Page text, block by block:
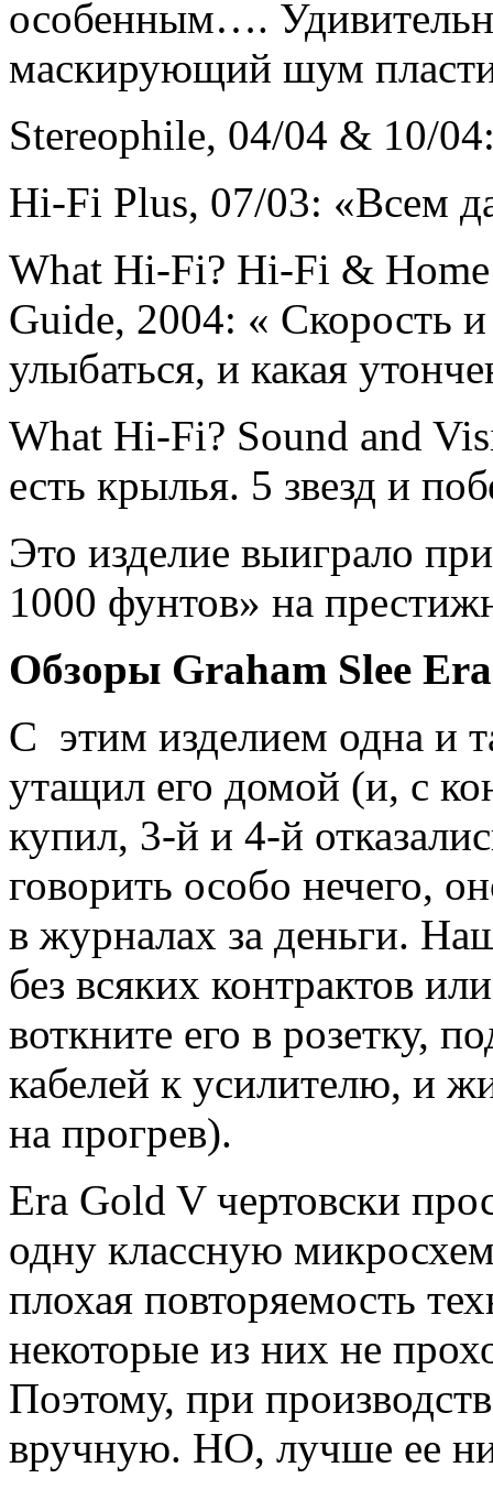
особенным….
маскирующий шум
Stereophile, 04/04 & 10/
Hi-Fi Plus, 07/03: «Всем
What Hi-Fi? Hi-Fi &
Guide, 2004: « Скорость и
улыбаться, и какая
What Hi-Fi? Sound and
есть крылья. 5 звезд и
Это изделие выиграло
1000 фунтов» на
Обзоры Graham Slee
C этим изделием одна и
утащил его домой (и, с
купил, 3-й и 4-й
говорить особо нечего,
в журналах за деньги.
без всяких контрактов
воткните его в розетку,
кабелей к усилителю, и
на прогрев).
Era Gold V чертовски
одну классную
плохая повторяемость
некоторые из них не
Поэтому, при
вручную. НО, лучше ее